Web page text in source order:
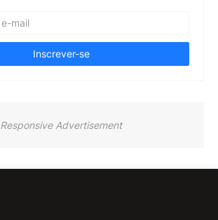
Responsive Advertisement